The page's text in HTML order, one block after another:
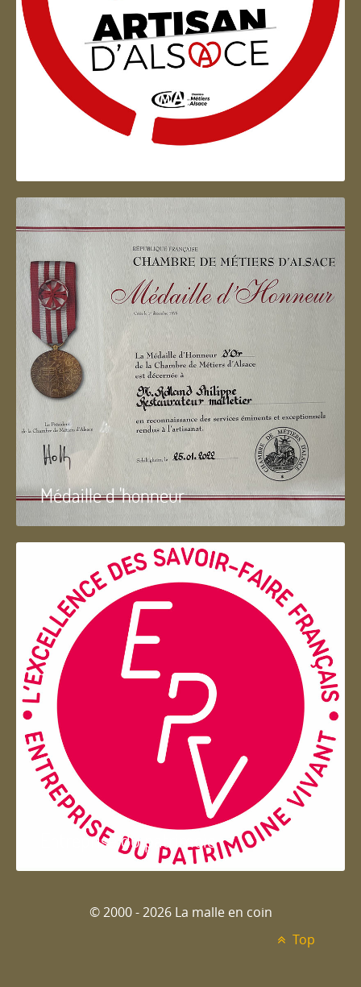
Artisan d'Alsace
Médaille d 'honneur
Entreprise du patrimoie
© 2000 - 2026 La malle en coin
Top